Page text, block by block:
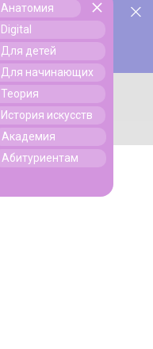
Поиск
Поиск
Анатомия
Digital
Для детей
Для начинающих
Теория
История искусств
Академия
Абитуриентам